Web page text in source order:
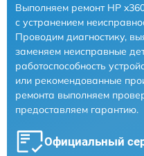
Выполняем ремонт HP
с устранением
Проводим диагностику,
заменяем неисправные
работоспособность
или рекомендованные
ремонта выполняем
предоставляем гарантию.
Официальный